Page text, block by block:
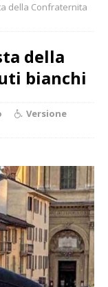
della Confraternita
della
bianchi
Versione